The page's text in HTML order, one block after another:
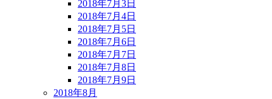
2018年7月3日
2018年7月4日
2018年7月5日
2018年7月6日
2018年7月7日
2018年7月8日
2018年7月9日
2018年8月